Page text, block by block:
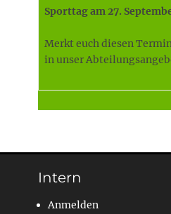
Sporttag am 27.
Merkt euch diesen
in unser
Intern
Anmelden